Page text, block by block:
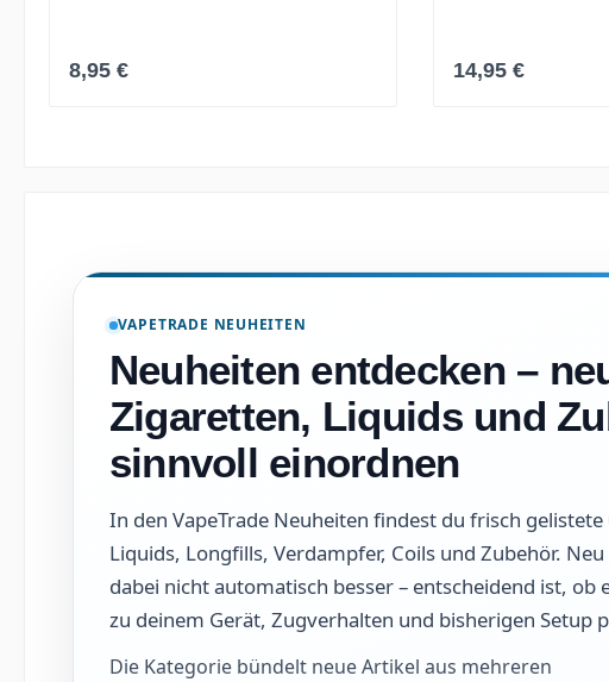
Regulärer Preis:
8,95 € Regulärer Preis:
14,95 €
VAPETRADE NEUHEITEN
Neuheiten entdecken –
Zigaretten, Liquids und
sinnvoll einordnen
In den VapeTrade Neuheiten findest du frisch gelistete
Liquids, Longfills, Verdampfer, Coils und Zubehör.
dabei nicht automatisch besser – entscheidend ist, ob
zu deinem Gerät, Zugverhalten und bisherigen Setup
Die Kategorie bündelt neue Artikel aus mehreren